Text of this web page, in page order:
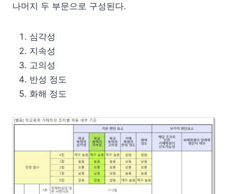
나머지 두 부문으로 구성된다.
심각성
지속성
고의성
반성 정도
화해 정도